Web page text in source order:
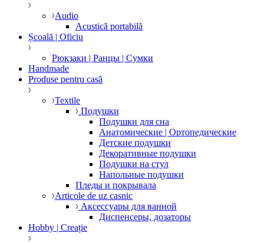
Audio
Acustică portabilă
Școală | Oficiu
Рюкзаки | Ранцы | Сумки
Handmade
Produse pentru casă
Textile
Подушки
Подушки для сна
Анатомические | Ортопедические
Детские подушки
Декоративные подушки
Подушки на стул
Напольные подушки
Пледы и покрывала
Articole de uz casnic
Аксессуары для ванной
Диспенсеры, дозаторы
Hobby | Creație